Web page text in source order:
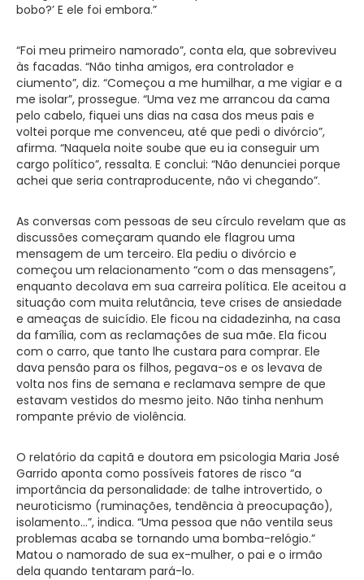
bobo?’ E ele foi embora.”
“Foi meu primeiro namorado”, conta ela, que sobreviveu
às facadas. “Não tinha amigos, era controlador e
ciumento”, diz. “Começou a me humilhar, a me vigiar e a
me isolar”, prossegue. “Uma vez me arrancou da cama
pelo cabelo, fiquei uns dias na casa dos meus pais e
voltei porque me convenceu, até que pedi o divórcio”,
afirma. “Naquela noite soube que eu ia conseguir um
cargo político”, ressalta. E conclui: “Não denunciei porque
achei que seria contraproducente, não vi chegando”.
As conversas com pessoas de seu círculo revelam que as
discussões começaram quando ele flagrou uma
mensagem de um terceiro. Ela pediu o divórcio e
começou um relacionamento “com o das mensagens”,
enquanto decolava em sua carreira política. Ele aceitou a
situação com muita relutância, teve crises de ansiedade
e ameaças de suicídio. Ele ficou na cidadezinha, na casa
da família, com as reclamações de sua mãe. Ela ficou
com o carro, que tanto lhe custara para comprar. Ele
dava pensão para os filhos, pegava-os e os levava de
volta nos fins de semana e reclamava sempre de que
estavam vestidos do mesmo jeito. Não tinha nenhum
rompante prévio de violência.
O relatório da capitã e doutora em psicologia Maria José
Garrido aponta como possíveis fatores de risco “a
importância da personalidade: de talhe introvertido, o
neuroticismo (ruminações, tendência à preocupação),
isolamento…”, indica. “Uma pessoa que não ventila seus
problemas acaba se tornando uma bomba-relógio.”
Matou o namorado de sua ex-mulher, o pai e o irmão
dela quando tentaram pará-lo.